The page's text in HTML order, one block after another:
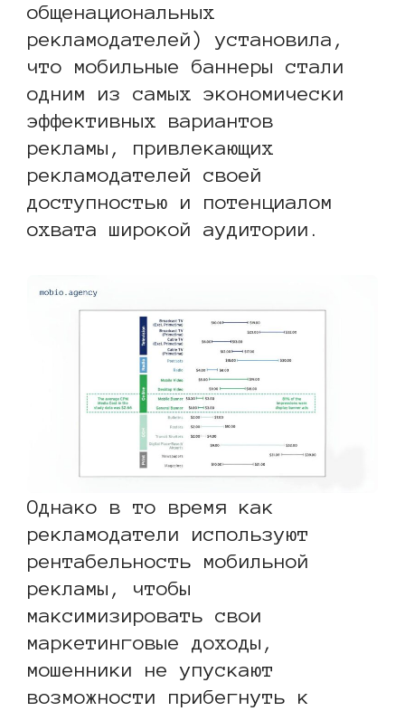
общенациональных
рекламодателей) установила,
что мобильные баннеры стали
одним из самых экономически
эффективных вариантов
рекламы, привлекающих
рекламодателей своей
доступностью и потенциалом
охвата широкой аудитории.
Однако в то время как
рекламодатели используют
рентабельность мобильной
рекламы, чтобы
максимизировать свои
маркетинговые доходы,
мошенники не упускают
возможности прибегнуть к